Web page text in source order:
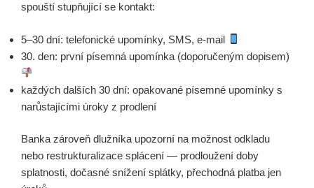
spouští stupňující se kontakt:
5–30 dní: telefonické upomínky, SMS, e-mail
30. den: první písemná upomínka (doporučeným dopisem)
každých dalších 30 dní: opakované písemné upomínky s
narůstajícími úroky z prodlení
Banka zároveň dlužníka upozorní na možnost odkladu
nebo restrukturalizace splácení — prodloužení doby
splatnosti, dočasné snížení splátky, přechodná platba jen